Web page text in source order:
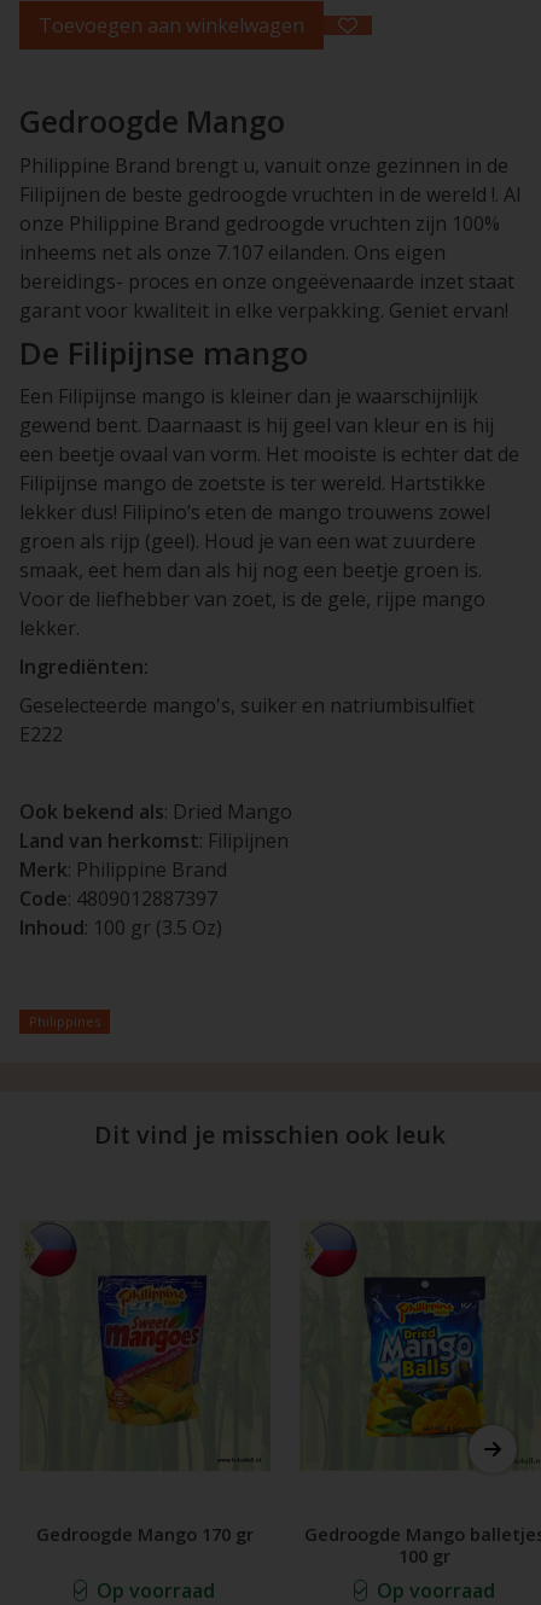
Toevoegen aan winkelwagen
Gedroogde Mango
Philippine Brand brengt u, vanuit onze gezinnen in de
Filipijnen de beste gedroogde vruchten in de wereld !. Al
onze Philippine Brand gedroogde vruchten zijn 100%
inheems net als onze 7.107 eilanden. Ons eigen
bereidings- proces en onze ongeëvenaarde inzet staat
garant voor kwaliteit in elke verpakking. Geniet ervan!
De Filipijnse mango
Een Filipijnse mango is kleiner dan je waarschijnlijk
gewend bent. Daarnaast is hij geel van kleur en is hij
een beetje ovaal van vorm. Het mooiste is echter dat de
Filipijnse mango de zoetste is ter wereld. Hartstikke
lekker dus! Filipino’s eten de mango trouwens zowel
groen als rijp (geel). Houd je van een wat zuurdere
smaak, eet hem dan als hij nog een beetje groen is.
Voor de liefhebber van zoet, is de gele, rijpe mango
lekker.
Ingrediënten:
Geselecteerde mango's, suiker en natriumbisulfiet
E222
Ook bekend als: Dried Mango
Land van herkomst: Filipijnen
Merk: Philippine Brand
Code: 4809012887397
Inhoud: 100 gr (3.5 Oz)
Philippines
Dit vind je misschien ook leuk
Gedroogde Mango 170 gr
Op voorraad
Gedroogde Mango
100 gr
Op voorraad